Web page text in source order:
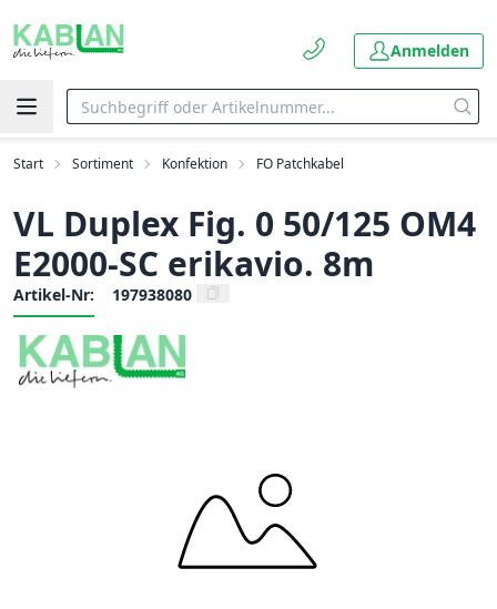
Anmelden
Start Sortiment Konfektion FO Patchkabel
VL Duplex Fig. 0 50/125 OM4
E2000-SC erikavio. 8m
Artikel-Nr: 197938080